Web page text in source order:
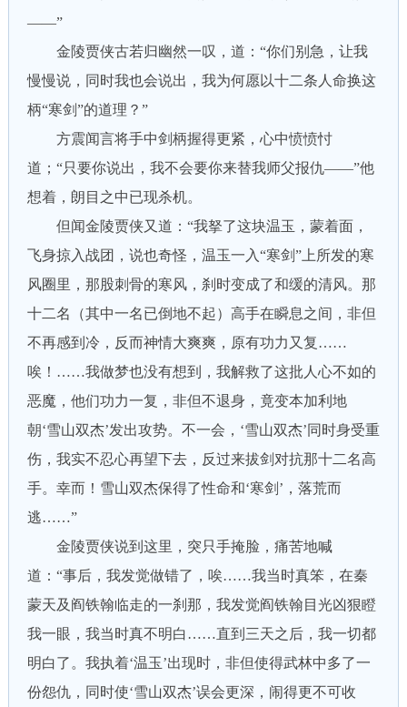
——”
金陵贾侠古若归幽然一叹，道：“你们别急，让我
慢慢说，同时我也会说出，我为何愿以十二条人命换这
柄“寒剑”的道理？”
方震闻言将手中剑柄握得更紧，心中愤愤忖
道；“只要你说出，我不会要你来替我师父报仇——”他
想着，朗目之中已现杀机。
但闻金陵贾侠又道：“我拏了这块温玉，蒙着面，
飞身掠入战团，说也奇怪，温玉一入“寒剑”上所发的寒
风圈里，那股刺骨的寒风，刹时变成了和缓的清风。那
十二名（其中一名已倒地不起）高手在瞬息之间，非但
不再感到冷，反而神情大爽爽，原有功力又复……
唉！……我做梦也没有想到，我解救了这批人心不如的
恶魔，他们功力一复，非但不退身，竟变本加利地
朝‘雪山双杰’发出攻势。不一会，‘雪山双杰’同时身受重
伤，我实不忍心再望下去，反过来拔剑对抗那十二名高
手。幸而！雪山双杰保得了性命和‘寒剑’，落荒而
逃……”
金陵贾侠说到这里，突只手掩脸，痛苦地喊
道：“事后，我发觉做错了，唉……我当时真笨，在秦
蒙天及阎铁翰临走的一刹那，我发觉阎铁翰目光凶狠瞪
我一眼，我当时真不明白……直到三天之后，我一切都
明白了。我执着‘温玉’出现时，非但使得武林中多了一
份怨仇，同时使‘雪山双杰’误会更深，闹得更不可收